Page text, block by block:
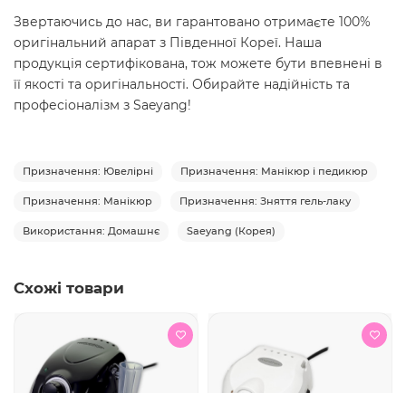
Звертаючись до нас, ви гарантовано отримаєте 100%
оригінальний апарат з Південної Кореї. Наша
продукція сертифікована, тож можете бути впевнені в
її якості та оригінальності. Обирайте надійність та
професіоналізм з Saeyang!
Призначення: Ювелірні Призначення: Манікюр і педикюр
Призначення: Манікюр Призначення: Зняття гель-лаку
Використання: Домашнє Saeyang (Корея)
Схожі товари